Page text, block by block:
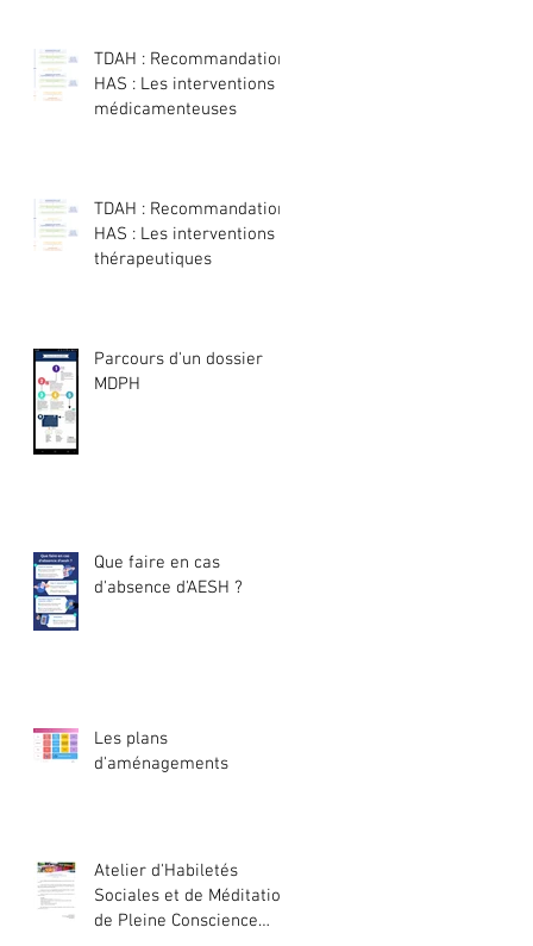
TDAH : Recommandation
HAS : Les interventions
médicamenteuses
TDAH : Recommandation
HAS : Les interventions
thérapeutiques
Parcours d'un dossier
MDPH
Que faire en cas
d'absence d'AESH ?
Les plans
d'aménagements
Atelier d'Habiletés
Sociales et de Méditation
de Pleine Conscience